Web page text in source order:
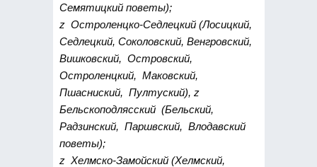
Семятицкий поветы);
z Остроленцко-Седлецкий (Лосицкий,
Седлецкий, Соколовский, Венгровский,
Вишковский, Островский,
Остроленцкий, Маковский,
Пшасниский, Пултуский), z
Бельскоподлясский (Бельский,
Радзинский, Паршвский, Влодавский
поветы);
z Хелмско-Замойский (Хелмский,